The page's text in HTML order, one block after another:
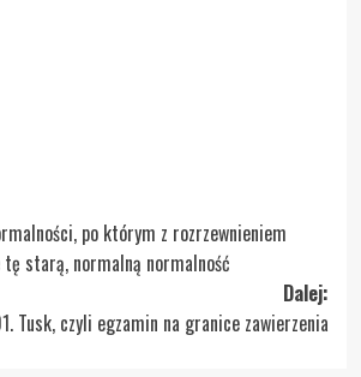
po którym z rozrzewnieniem
starą, normalną normalność
Dalej:
Tusk, czyli egzamin na granice zawierzenia